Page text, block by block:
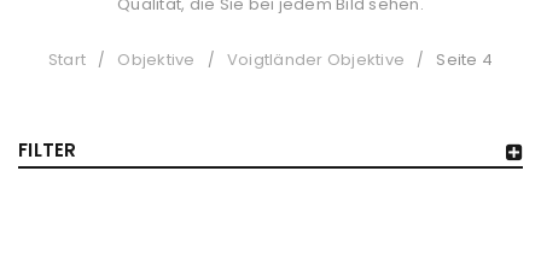
Start / Objektive / Voigtländer Objektive / Seite 4
FILTER